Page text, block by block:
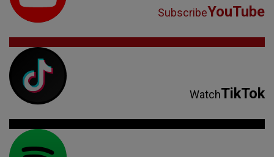
SubscribeYouTube
WatchTikTok